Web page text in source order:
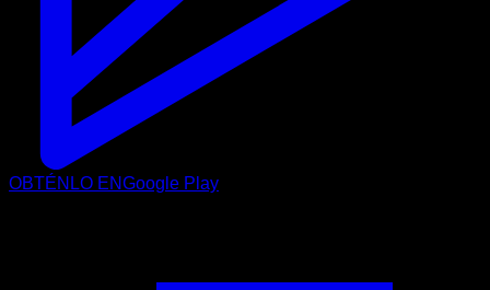
OBTÉNLO ENGoogle Play